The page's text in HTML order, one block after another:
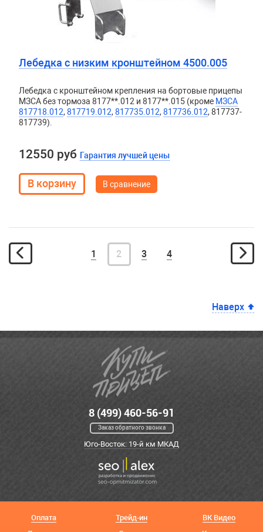
Лебедка с низким кронштейном 4500.005
Лебедка с кронштейном крепления на бортовые прицепы
МЗСА без тормоза 8177**.012 и 8177**.015 (кроме МЗСА
817718.012, 817719.012, 817735.012, 817736.012, 817737-
817739).
12550 руб Гарантия лучшей цены
В сравнение
1 2 3 4
Наверх
8 (499) 460-56-91
Заказ обратного звонка
Юго-Восток: 19-й км МКАД
Оплата
Трейд-ин
ВК Видео